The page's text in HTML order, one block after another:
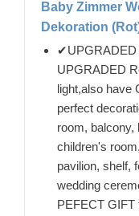
Baby Zimmer
Dekoration
✔UPGRADED
UPGRADED
light,also have
perfect
room, balcony,
children's
pavilion, shelf,
wedding
PEFECT GIFT